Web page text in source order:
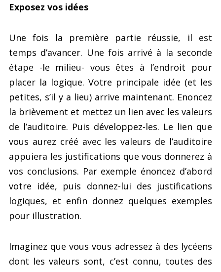
Exposez vos idées
Une fois la première partie réussie, il est
temps d’avancer. Une fois arrivé à la seconde
étape -le milieu- vous êtes à l’endroit pour
placer la logique. Votre principale idée (et les
petites, s’il y a lieu) arrive maintenant. Enoncez
la brièvement et mettez un lien avec les valeurs
de l’auditoire. Puis développez-les. Le lien que
vous aurez créé avec les valeurs de l’auditoire
appuiera les justifications que vous donnerez à
vos conclusions. Par exemple énoncez d’abord
votre idée, puis donnez-lui des justifications
logiques, et enfin donnez quelques exemples
pour illustration.
Imaginez que vous vous adressez à des lycéens
dont les valeurs sont, c’est connu, toutes des